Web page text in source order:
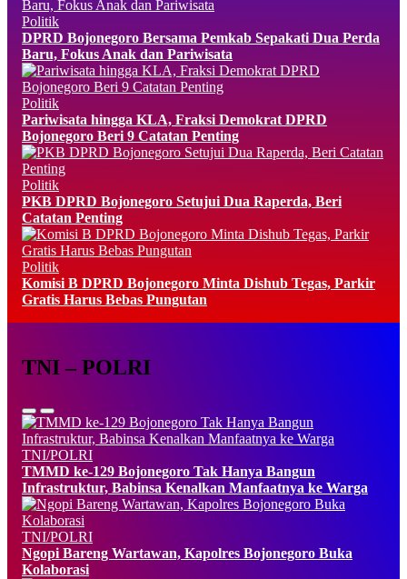
Politik
DPRD Bojonegoro Bersama Pemkab Sepakati Dua Perda
Baru, Fokus Anak dan Pariwisata
Politik
Pariwisata hingga KLA, Fraksi Demokrat DPRD
Bojonegoro Beri 9 Catatan Penting
Politik
PKB DPRD Bojonegoro Setujui Dua Raperda, Beri
Catatan Penting
Politik
Komisi B DPRD Bojonegoro Minta Dishub Tegas, Parkir
Gratis Harus Bebas Pungutan
TNI – POLRI
TNI/POLRI
TMMD ke-129 Bojonegoro Tak Hanya Bangun
Infrastruktur, Babinsa Kenalkan Manfaatnya ke Warga
TNI/POLRI
Ngopi Bareng Wartawan, Kapolres Bojonegoro Buka
Kolaborasi